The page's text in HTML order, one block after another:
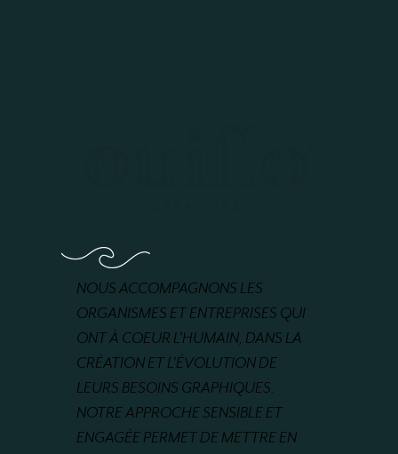
NOUS ACCOMPAGNONS LES
ORGANISMES ET ENTREPRISES QUI
ONT À COEUR L'HUMAIN, DANS LA
CRÉATION ET L'ÉVOLUTION DE
LEURS BESOINS GRAPHIQUES.
NOTRE APPROCHE SENSIBLE ET
ENGAGÉE PERMET DE METTRE EN